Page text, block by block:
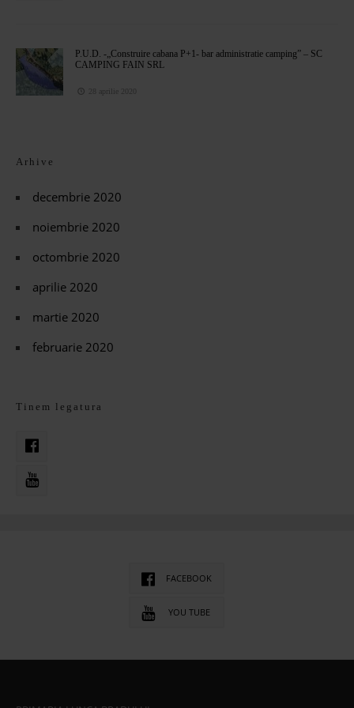
P.U.D. -„Construire cabana P+1- bar administratie camping” – SC
CAMPING FAIN SRL
Arhive
decembrie 2020
noiembrie 2020
octombrie 2020
aprilie 2020
martie 2020
februarie 2020
Tinem legatura
FACEBOOK
YOU TUBE